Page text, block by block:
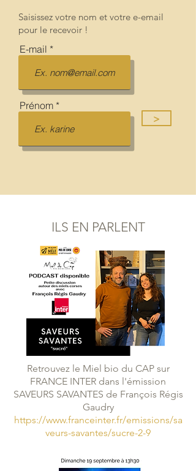
Saisissez votre nom et votre e-email
pour le recevoir !
E-mail
Prénom
>
ILS EN PARLENT
Retrouvez le Miel bio du CAP sur
FRANCE INTER dans l'émission
SAVEURS SAVANTES de François Régis
Gaudry
https://www.franceinter.fr/emissions/sa
veurs-savantes/sucre-2-9